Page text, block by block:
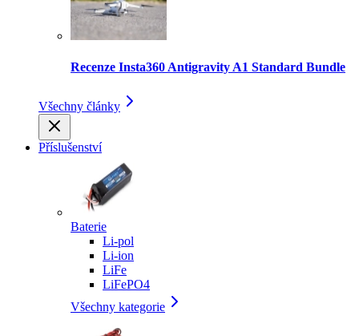
Recenze Insta360 Antigravity A1 Standard Bundle
Všechny články
Příslušenství
Baterie
Li-pol
Li-ion
LiFe
LiFePO4
Všechny kategorie